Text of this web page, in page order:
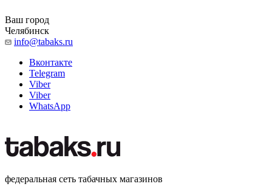
Ваш город
Челябинск
info@tabaks.ru
Вконтакте
Telegram
Viber
Viber
WhatsApp
федеральная сеть табачных магазинов